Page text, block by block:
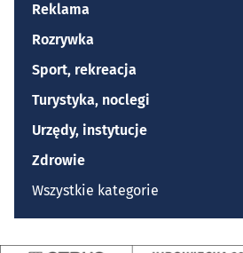
Reklama
Rozrywka
Sport, rekreacja
Turystyka, noclegi
Urzędy, instytucje
Zdrowie
Wszystkie kategorie